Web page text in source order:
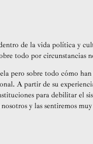
de la vida política y
todo por circunstancias
pero sobre todo cómo
A partir de su
para debilitar el
y las sentiremos